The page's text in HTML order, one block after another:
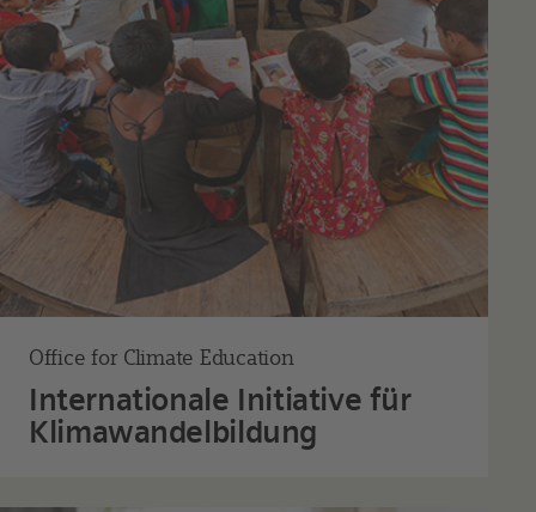
Office for Climate Education
Internationale Initiative für
Klimawandel­bildung